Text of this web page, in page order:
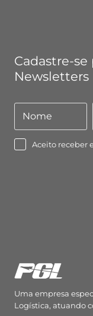
Cadastre-se
Newsletters
Nome
Nome
Aceito receber
Uma empresa
Logística, atuando